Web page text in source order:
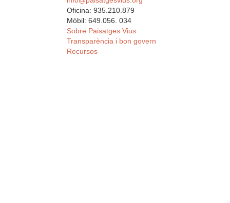
Oficina: 935.210.879
Mòbil: 649.056. 034
Sobre Paisatges Vius
Transparència i bon govern
Recursos